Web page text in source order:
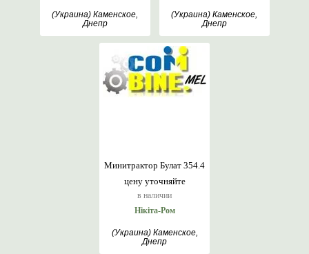
(Украина) Каменское,
Днепр
(Украина) Каменское,
Днепр
цену уточняйте
в наличии
Минитрактор Булат 354.4
Нікіта-Ром
(Украина) Каменское,
Днепр